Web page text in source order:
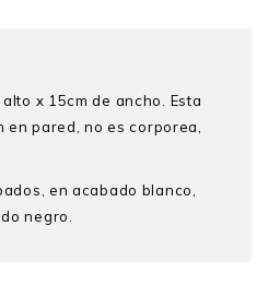
x 15cm de ancho. Esta
en pared, no es corporea,
en acabado blanco,
negro.